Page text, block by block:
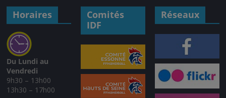
Horaires
Du Lundi au
Vendredi
9h30 – 13h00
13h30 – 17h00
Comités
IDF
Réseaux